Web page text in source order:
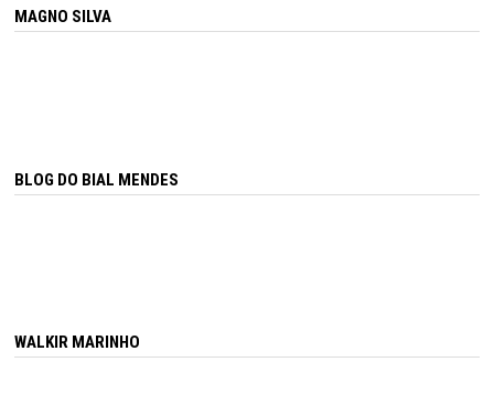
MAGNO SILVA
BLOG DO BIAL MENDES
WALKIR MARINHO